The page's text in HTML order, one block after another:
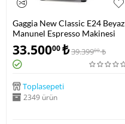
Gaggia New Classic E24 Beyaz
Manunel Espresso Makinesi
RI9481/13
33.50000₺39.39900 ₺
Toplasepeti
2349 ürün